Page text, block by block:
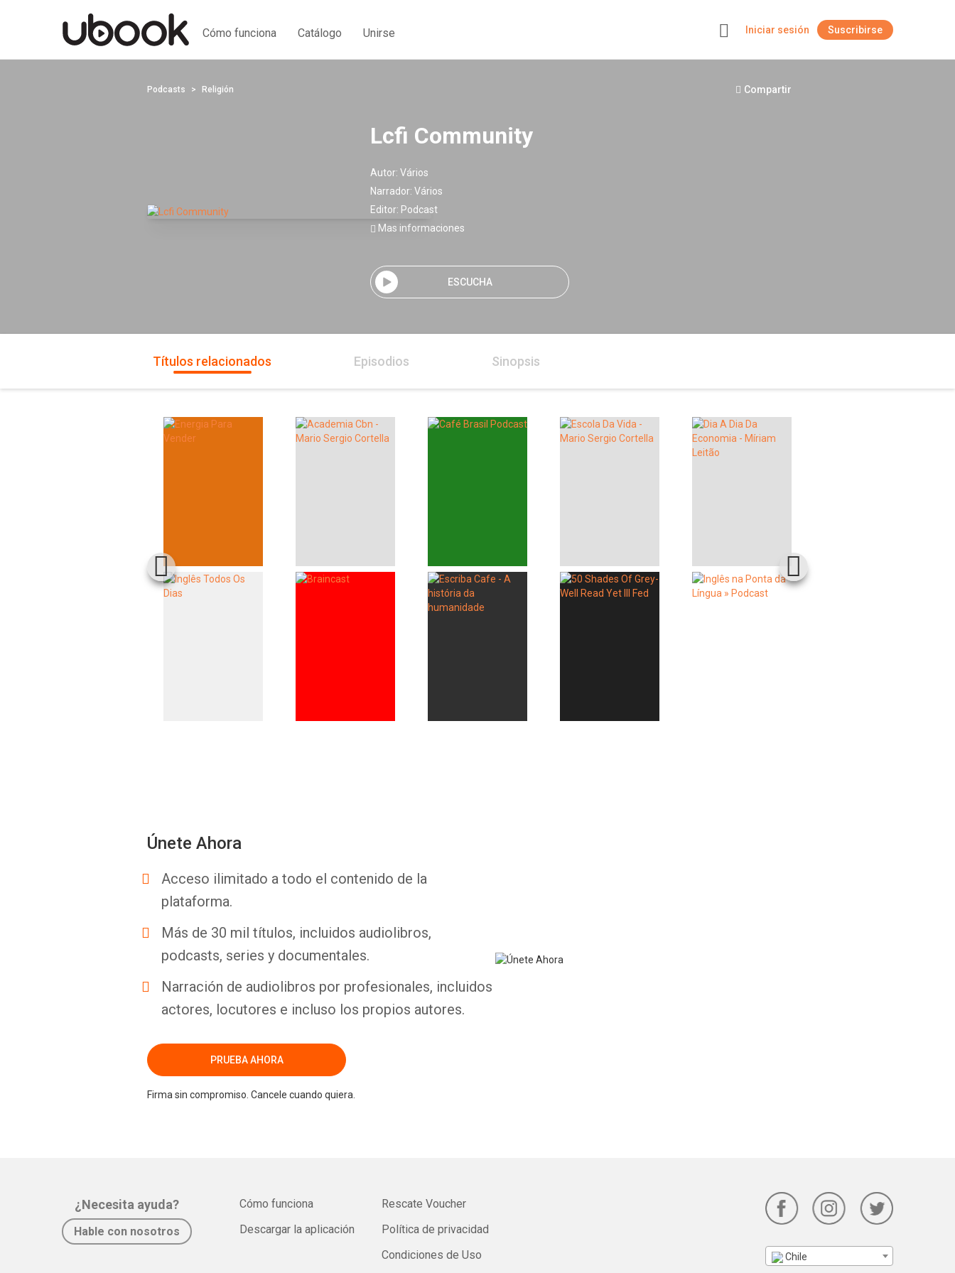
Cómo funciona Catálogo Unirse Iniciar sesión Suscribirse
Podcasts Religión Compartir
Lcfi Community
Autor: Vários
Narrador: Vários
Editor: Podcast
Mas informaciones
ESCUCHA
Títulos relacionados Episodios Sinopsis
Únete Ahora
Acceso ilimitado a todo el contenido de la
plataforma.
Más de 30 mil títulos, incluidos audiolibros,
podcasts, series y documentales.
Narración de audiolibros por profesionales, incluidos
actores, locutores e incluso los propios autores.
PRUEBA AHORA
Firma sin compromiso. Cancele cuando quiera.
¿Necesita ayuda?
Hable con nosotros
Cómo funciona
Descargar la aplicación
Rescate Voucher
Política de privacidad
Condiciones de Uso
Chile